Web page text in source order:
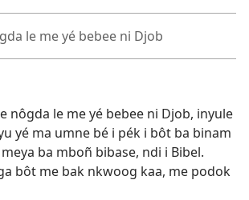
le me yé bebee ni Djob
nôgda le me yé bebee ni Djob, inyule
yé ma umne bé i pék i bôt ba binam
ba mboñ bibase, ndi i Bibel.
bôt me bak nkwoog kaa, me podok